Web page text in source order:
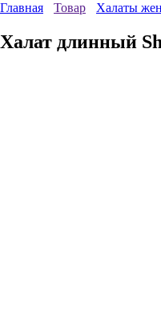
Главная Товар Халаты
Халат длинный